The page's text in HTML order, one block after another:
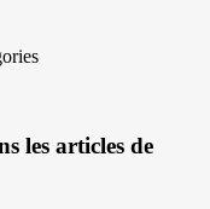
les articles de